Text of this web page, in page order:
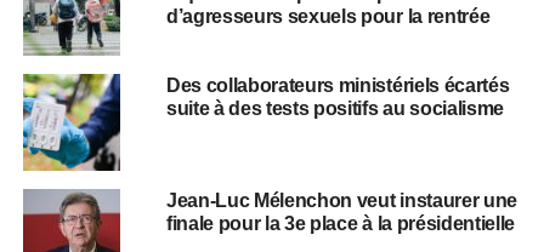
d’agresseurs sexuels pour la rentrée
Des collaborateurs ministériels écartés
suite à des tests positifs au socialisme
Jean-Luc Mélenchon veut instaurer une
finale pour la 3e place à la présidentielle